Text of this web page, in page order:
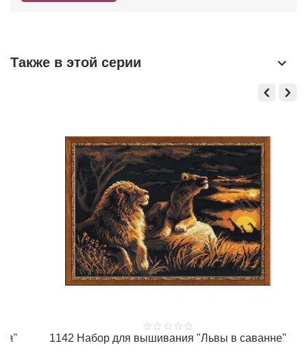
Также в этой серии
1142 Набор для вышивания "Львы в саванне"